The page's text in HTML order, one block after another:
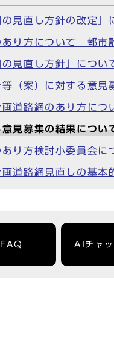
の見直し方針の改定」
あり方について 都市
の見直し方針」につい
（案）に対する意見
道路網のあり方につ
見募集の結果につい
り方検討小委員会に
道路網見直しの基本
AIチャッ